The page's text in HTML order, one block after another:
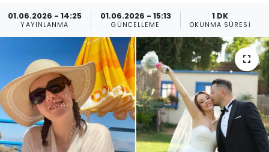
01.06.2026 - 14:25
YAYINLANMA
01.06.2026 - 15:13
GÜNCELLEME
1 DK
OKUNMA SÜRESI
Spor
Teknoloji
Resmi İlanlar
Teknoloji
Künye
Gizlilik Sözleşmesi
İletişim